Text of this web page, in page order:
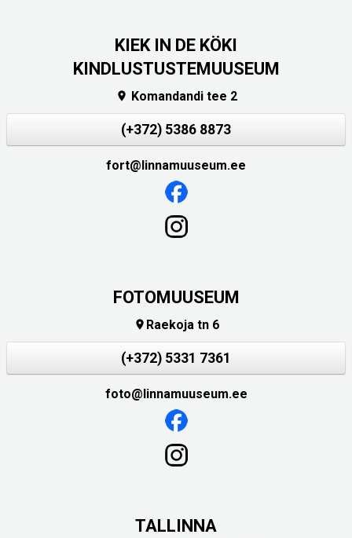
KIEK IN DE KÖKI
KINDLUSTUSTEMUUSEUM
 Komandandi tee 2
(+372) 5386 8873
fort@linnamuuseum.ee
FOTOMUUSEUM
 Raekoja tn 6
(+372) 5331 7361
foto@linnamuuseum.ee
TALLINNA